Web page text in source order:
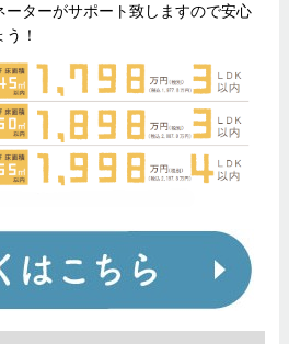
ターがサポート致しますので安心
！